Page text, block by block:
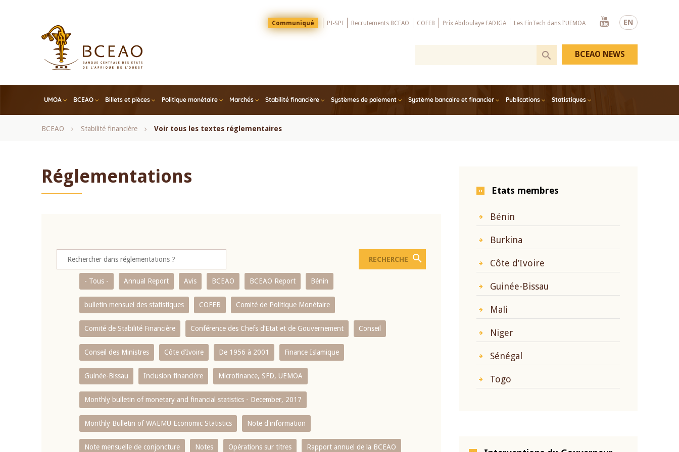
EN
Menu
Top
Communiqué PI-SPI Recrutements BCEAO COFEB Prix Abdoulaye FADIGA Les FinTech dans l'UEMOA
Youtube
UMOA BCEAO Billets et pièces Politique monétaire Marchés Stabilité financière Systèmes de paiement Système bancaire et financier Publications Statistiques
BCEAO NEWS
Fil
BCEAO Stabilité financière Voir tous les textes réglementaires
Réglementations
- Tous - Annual Report Avis BCEAO BCEAO Report Bénin
bulletin mensuel des statistiques COFEB Comité de Politique Monétaire
Comité de Stabilité Financière Conférence des Chefs d’Etat et de Gouvernement Conseil
Conseil des Ministres Côte d’Ivoire De 1956 à 2001 Finance Islamique
Guinée-Bissau Inclusion financière Microfinance, SFD, UEMOA
Monthly bulletin of monetary and financial statistics - December, 2017
Monthly Bulletin of WAEMU Economic Statistics Note d'information
Note mensuelle de conjoncture Notes Opérations sur titres Rapport annuel de la BCEAO
Etats membres
Bénin
Burkina
Côte d’Ivoire
Guinée-Bissau
Mali
Niger
Sénégal
Togo